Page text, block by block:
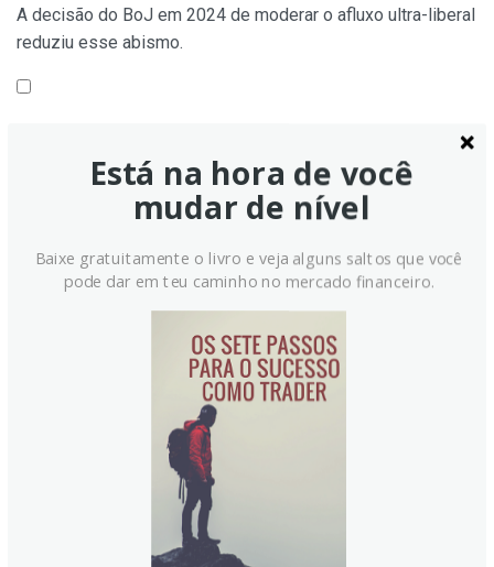
A decisão do BoJ em 2024 de moderar o afluxo ultra-liberal
reduziu esse abismo.
O iene é visto como porto seguro, o que faz com que, em
iene por sua suposta confiabilidade.
Está na hora de você
mudar de nível
Baixe gratuitamente o livro e veja alguns saltos que você
pode dar em teu caminho no mercado financeiro.